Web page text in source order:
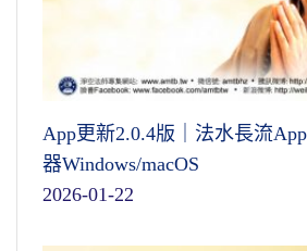
App更新2.0.4版｜法水長流
器Windows/macOS
2026-01-22